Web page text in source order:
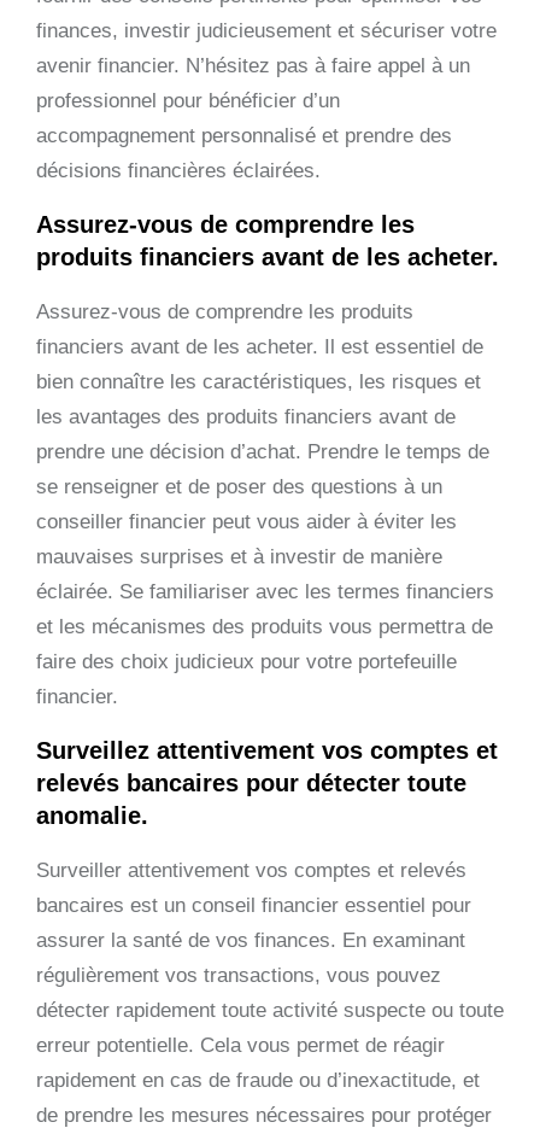
finances, investir judicieusement et sécuriser votre
avenir financier. N’hésitez pas à faire appel à un
professionnel pour bénéficier d’un
accompagnement personnalisé et prendre des
décisions financières éclairées.
Assurez-vous de comprendre les
produits financiers avant de les acheter.
Assurez-vous de comprendre les produits
financiers avant de les acheter. Il est essentiel de
bien connaître les caractéristiques, les risques et
les avantages des produits financiers avant de
prendre une décision d’achat. Prendre le temps de
se renseigner et de poser des questions à un
conseiller financier peut vous aider à éviter les
mauvaises surprises et à investir de manière
éclairée. Se familiariser avec les termes financiers
et les mécanismes des produits vous permettra de
faire des choix judicieux pour votre portefeuille
financier.
Surveillez attentivement vos comptes et
relevés bancaires pour détecter toute
anomalie.
Surveiller attentivement vos comptes et relevés
bancaires est un conseil financier essentiel pour
assurer la santé de vos finances. En examinant
régulièrement vos transactions, vous pouvez
détecter rapidement toute activité suspecte ou toute
erreur potentielle. Cela vous permet de réagir
rapidement en cas de fraude ou d’inexactitude, et
de prendre les mesures nécessaires pour protéger